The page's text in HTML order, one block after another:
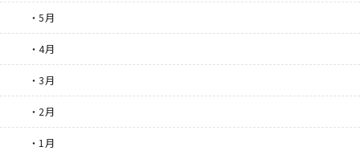
・5月
・4月
・3月
・2月
・1月